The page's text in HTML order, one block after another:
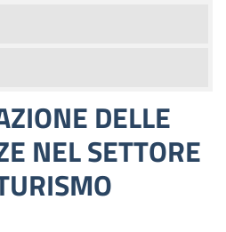
DELLE
NEL SETTORE